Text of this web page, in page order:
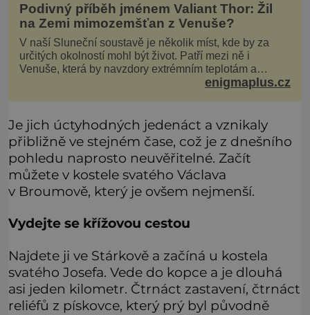
Podivný příběh jménem Valiant Thor: Žil
na Zemi mimozemšťan z Venuše?
V naší Sluneční soustavě je několik míst, kde by za
určitých okolností mohl být život. Patří mezi ně i
Venuše, která by navzdory extrémním teplotám a
smrtícímu složení atmosféry teoreticky mohla ukrývat
enigmaplus.cz
Je jich úctyhodných jedenáct a vznikaly
přibližně ve stejném čase, což je z dnešního
pohledu naprosto neuvěřitelné. Začít
můžete v kostele svatého Václava
v Broumově, který je ovšem nejmenší.
Vydejte se křížovou cestou
Najdete ji ve Stárkově a začíná u kostela
svatého Josefa. Vede do kopce a je dlouhá
asi jeden kilometr. Čtrnáct zastavení, čtrnáct
reliéfů z pískovce, který prý byl původně